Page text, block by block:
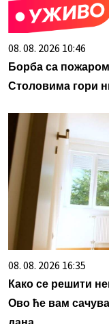
08. 08. 2026 10:46
Борба са
Столовима гори
08. 08. 2026 16:35
Како се решити
Ово ће вам